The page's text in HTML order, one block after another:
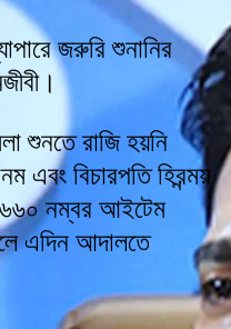
জরুরি শুনানির
শুনতে রাজি হয়নি
এবং বিচারপতি হিরন্ময়
৬৬০ নম্বর আইটেম
এদিন আদালতে